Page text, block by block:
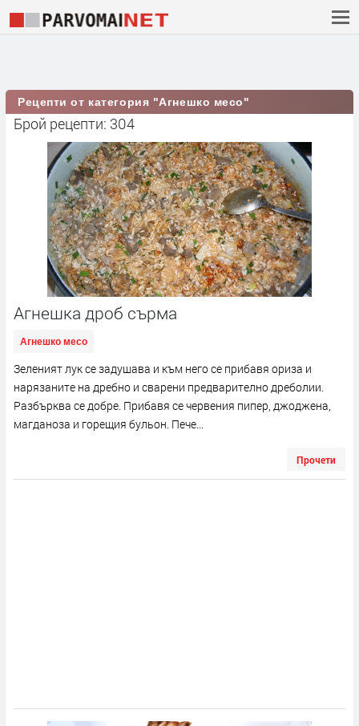
Рецепти от категория "Агнешко месо"
Брой рецепти: 304
Агнешка дроб сърма
Агнешко месо
Зеленият лук се задушава и към него се прибавя ориза и
нарязаните на дребно и сварени предварително дреболии.
Разбърква се добре. Прибавя се червения пипер, джоджена,
магданоза и горещия бульон. Пече...
Прочети